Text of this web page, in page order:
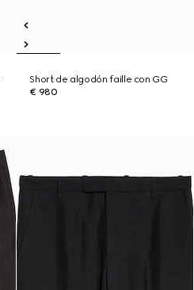
Short de algodón faille con GG
€ 980